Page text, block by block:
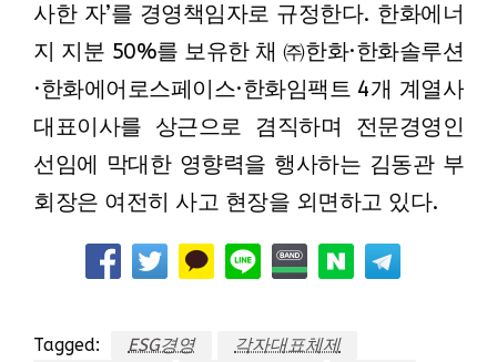
사한 자’를 경영책임자로 규정한다. 한화에너
지 지분 50%를 보유한 채 ㈜한화·한화솔루션
·한화에어로스페이스·한화임팩트 4개 계열사
대표이사를 상근으로 겸직하며 전문경영인
선임에 막대한 영향력을 행사하는 김동관 부
회장은 여전히 사고 현장을 외면하고 있다.
Tagged: ESG경영
각자대표체제